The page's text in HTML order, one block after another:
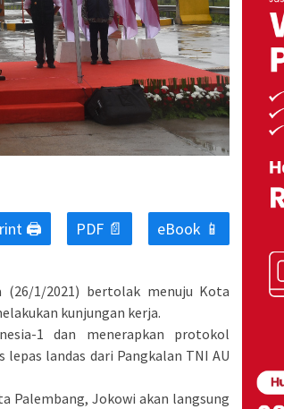
🖨 PDF 📄 eBook 📱
(26/1/2021) bertolak menuju Kota
kunjungan kerja.
1 dan menerapkan protokol
landas dari Pangkalan TNI AU
Palembang, Jokowi akan langsung